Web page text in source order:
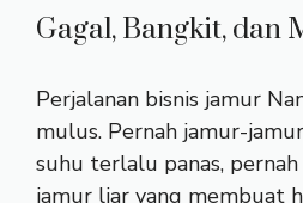
Gagal, Bangkit, dan
Perjalanan bisnis jamur
mulus. Pernah jamur-
suhu terlalu panas,
jamur liar yang membuat